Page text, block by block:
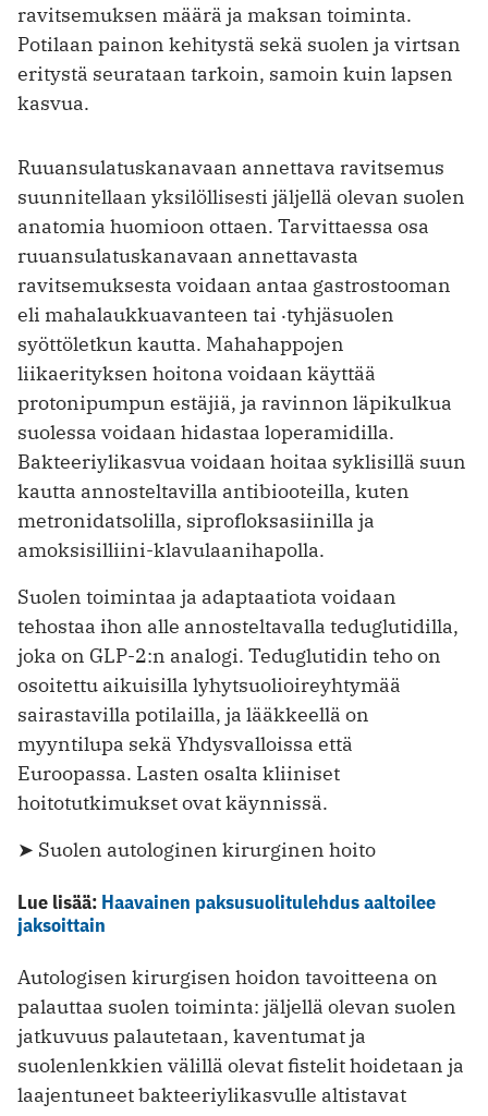
ravitsemuksen määrä ja maksan toiminta.
Potilaan painon kehitystä sekä suolen ja virtsan
eritystä seurataan tarkoin, samoin kuin lapsen
kasvua.
Ruuansulatuskanavaan annettava ravitsemus
suunnitellaan yksilöllisesti jäljellä olevan suolen
anatomia huomioon ottaen. Tarvittaessa osa
ruuansulatuskanavaan annettavasta
ravitsemuksesta voidaan antaa gastrostooman
eli mahalaukkuavanteen tai ‧tyhjäsuolen
syöttöletkun kautta. Mahahappojen
liikaerityksen hoitona voidaan käyttää
protonipumpun estäjiä, ja ravinnon läpikulkua
suolessa voidaan hidastaa loperamidilla.
Bakteeriylikasvua voidaan hoitaa syklisillä suun
kautta annosteltavilla antibiooteilla, kuten
metronidatsolilla, siprofloksasiinilla ja
amoksisilliini-klavulaanihapolla.
Suolen toimintaa ja adaptaatiota voidaan
tehostaa ihon alle annosteltavalla teduglutidilla,
joka on GLP-2:n analogi. Teduglutidin teho on
osoitettu aikuisilla lyhytsuolioireyhtymää
sairastavilla potilailla, ja lääkkeellä on
myyntilupa sekä Yhdysvalloissa että
Euroopassa. Lasten osalta kliiniset
hoitotutkimukset ovat käynnissä.
➤ Suolen autologinen kirurginen hoito
Lue lisää: Haavainen paksusuolitulehdus aaltoilee
jaksoittain
Autologisen kirurgisen hoidon tavoitteena on
palauttaa suolen toiminta: jäljellä olevan suolen
jatkuvuus palautetaan, kaventumat ja
suolenlenkkien välillä olevat fistelit hoidetaan ja
laajentuneet bakteeriylikasvulle altistavat